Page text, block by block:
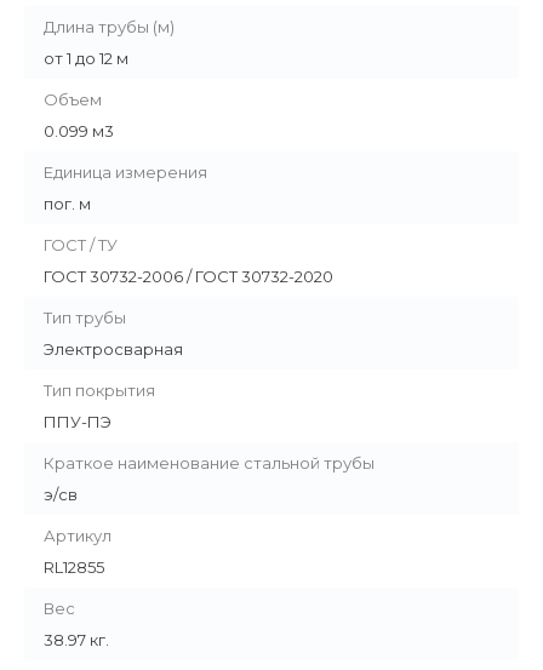
Длина трубы (м)
от 1 до 12 м
Объем
0.099 м3
Единица измерения
пог. м
ГОСТ / ТУ
ГОСТ 30732-2006 / ГОСТ 30732-2020
Тип трубы
Электросварная
Тип покрытия
ППУ-ПЭ
Краткое наименование стальной трубы
э/св
Артикул
RL12855
Вес
38.97 кг.